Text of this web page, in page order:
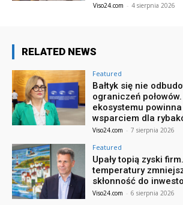
Viso24.com - 4 sierpnia 2026
RELATED NEWS
Featured
Bałtyk się nie
ograniczeń
ekosystemu
wsparciem dla
Viso24.com - 7 sierpnia 2026
Featured
Upały topią zyski
temperatury
skłonność do
Viso24.com - 6 sierpnia 2026